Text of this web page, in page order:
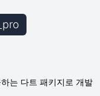
는 다트 패키지로 개발